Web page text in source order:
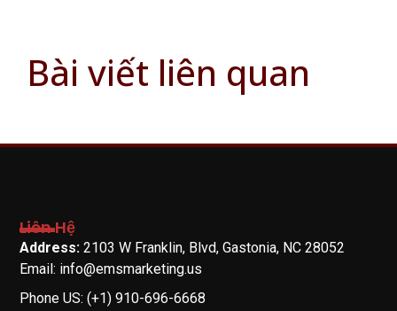
Bài viết liên quan
Liên Hệ
Address: 2103 W Franklin, Blvd, Gastonia, NC 28052
Email: info@emsmarketing.us
Phone US: (+1) 910-696-6668